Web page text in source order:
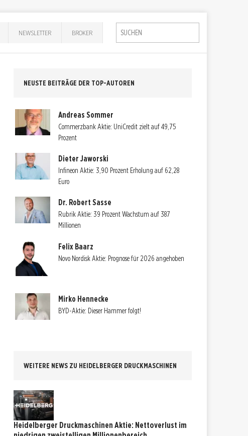
NEWSLETTER BROKER
NEUSTE BEITRÄGE DER TOP-AUTOREN
Andreas Sommer
Commerzbank Aktie: UniCredit zielt auf 49,75
Prozent
Dieter Jaworski
Infineon Aktie: 3,90 Prozent Erholung auf 62,28
Euro
Dr. Robert Sasse
Rubrik Aktie: 39 Prozent Wachstum auf 387
Millionen
Felix Baarz
Novo Nordisk Aktie: Prognose für 2026 angehoben
Mirko Hennecke
BYD-Aktie: Dieser Hammer folgt!
WEITERE NEWS ZU HEIDELBERGER DRUCKMASCHINEN
Heidelberger Druckmaschinen Aktie: Nettoverlust im